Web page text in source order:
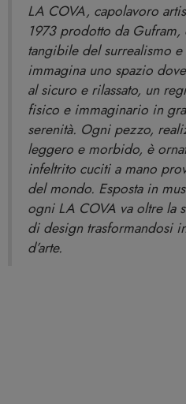
LA COVA, capolavoro
1973 prodotto da Gufram,
tangibile del surrealismo
immagina uno spazio
al sicuro e rilassato, un
fisico e immaginario in
serenità. Ogni pezzo,
leggero e morbido, è
infeltrito cuciti a mano
del mondo. Esposta in
ogni LA COVA va oltre la
di design trasformandosi
d’arte.